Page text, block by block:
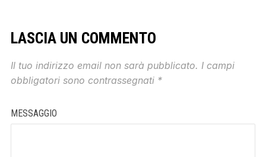
LASCIA UN COMMENTO
Il tuo indirizzo email non sarà pubblicato. I campi
obbligatori sono contrassegnati *
MESSAGGIO